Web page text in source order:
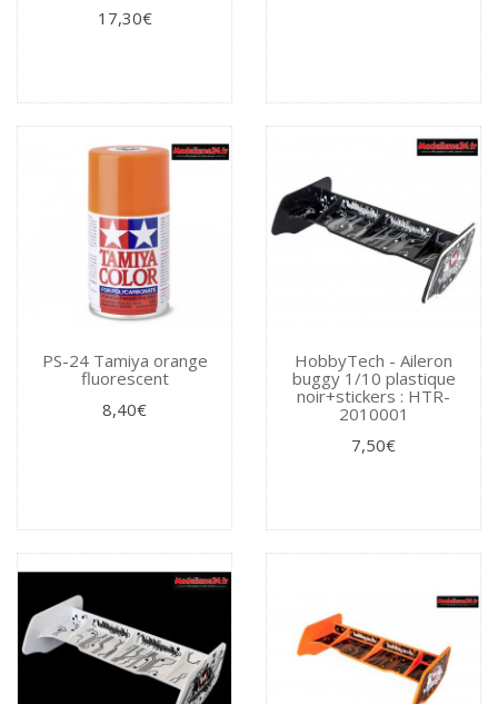
17,30€
PS-24 Tamiya orange
fluorescent
8,40€
HobbyTech - Aileron
buggy 1/10 plastique
noir+stickers : HTR-
2010001
7,50€